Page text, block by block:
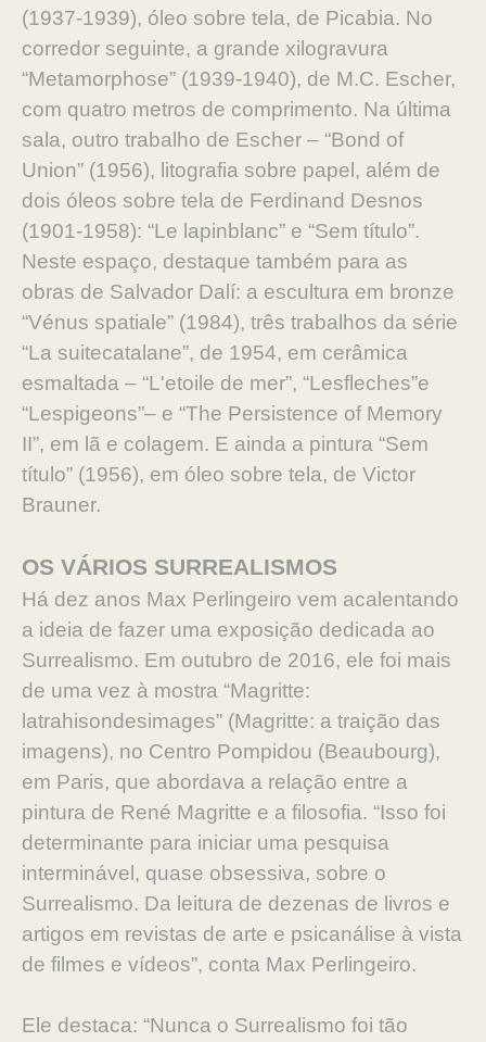
(1937-1939), óleo sobre tela, de Picabia. No
corredor seguinte, a grande xilogravura
“Metamorphose” (1939-1940), de M.C. Escher,
com quatro metros de comprimento. Na última
sala, outro trabalho de Escher – “Bond of
Union” (1956), litografia sobre papel, além de
dois óleos sobre tela de Ferdinand Desnos
(1901-1958): “Le lapinblanc” e “Sem título”.
Neste espaço, destaque também para as
obras de Salvador Dalí: a escultura em bronze
“Vénus spatiale” (1984), três trabalhos da série
“La suitecatalane”, de 1954, em cerâmica
esmaltada – “L'etoile de mer”, “Lesfleches”e
“Lespigeons”– e “The Persistence of Memory
II”, em lã e colagem. E ainda a pintura “Sem
título” (1956), em óleo sobre tela, de Victor
Brauner.
OS VÁRIOS SURREALISMOS
Há dez anos Max Perlingeiro vem acalentando
a ideia de fazer uma exposição dedicada ao
Surrealismo. Em outubro de 2016, ele foi mais
de uma vez à mostra “Magritte:
latrahisondesimages” (Magritte: a traição das
imagens), no Centro Pompidou (Beaubourg),
em Paris, que abordava a relação entre a
pintura de René Magritte e a filosofia. “Isso foi
determinante para iniciar uma pesquisa
interminável, quase obsessiva, sobre o
Surrealismo. Da leitura de dezenas de livros e
artigos em revistas de arte e psicanálise à vista
de filmes e vídeos”, conta Max Perlingeiro.
Ele destaca: “Nunca o Surrealismo foi tão